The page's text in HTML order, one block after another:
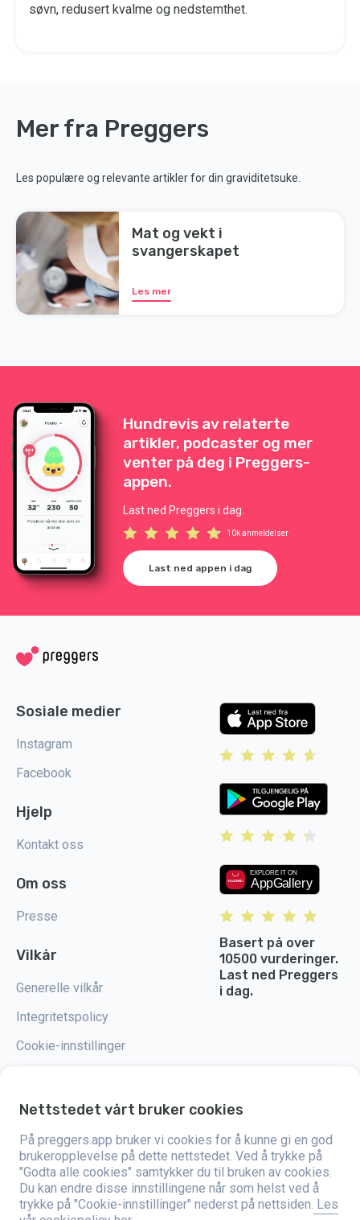
søvn, redusert kvalme og nedstemthet.
Mer fra Preggers
Les populære og relevante artikler for din graviditetsuke.
Mat og vekt i
svangerskapet
Les mer
Hundrevis av relaterte
artikler, podcaster og mer
venter på deg i Preggers-
appen.
Last ned Preggers i dag.
10k anmeldelser
Last ned appen i dag
Sosiale medier
Instagram
Facebook
Hjelp
Kontakt oss
Om oss
Presse
Vilkår
Generelle vilkår
Integritetspolicy
Cookie-innstillinger
Basert på over
10500 vurderinger.
Last ned Preggers
i dag.
Preggers er en app utviklet av det svenske selskapet Stroller AB i 2017.
Målet med appen er å gjøre foreldreskapet enklere for både blivende og
nybakte foreldre over hele verden. Med et mangfoldig team og samarbeid
med eksperter har de utviklet brukervennlige apper som allerede har blitt
brukt av over to millioner mennesker. Preggers tilbyr en unik 3D-opplevelse
som gir oppdateringer, tips og verktøy tilpasset hvert stadium i
graviditeten. Appen støtter også nybakte foreldre med praktiske råd om
Nettstedet vårt bruker cookies
På preggers.app bruker vi cookies for å kunne gi en god
brukeropplevelse på dette nettstedet. Ved å trykke på
"Godta alle cookies" samtykker du til bruken av cookies.
Du kan endre disse innstillingene når som helst ved å
trykke på "Cookie-innstillinger" nederst på nettsiden. Les